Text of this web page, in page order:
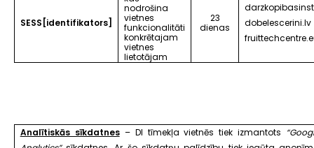
SESS[identifikators]
nodrošina
vietnes
funkcionalitāti
konkrētajam
vietnes
lietotājam
23
dienas
dobelescerini.lv
Analītiskās sīkdatnes– DI tīmekļa vietnēs tiek izmantots